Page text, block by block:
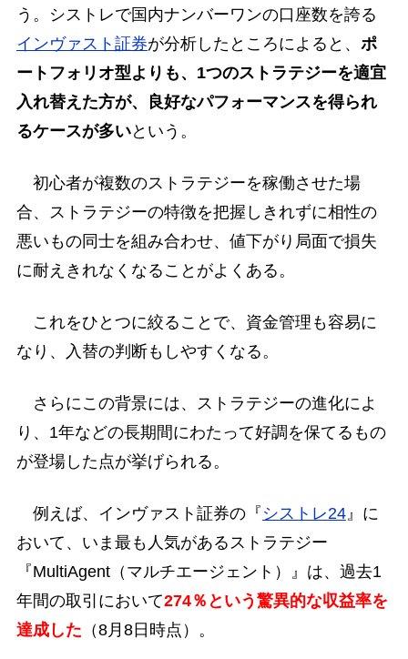
う。シストレで国内ナンバーワンの口座数を誇る
インヴァスト証券が分析したところによると、 ポ
ートフォリオ型よりも、1つのストラテジーを適宜
入れ替えた方が、良好なパフォーマンスを得られ
るケースが多いという。
初心者が複数のストラテジーを稼働させた場
合、ストラテジーの特徴を把握しきれずに相性の
悪いもの同士を組み合わせ、値下がり局面で損失
に耐えきれなくなることがよくある。
これをひとつに絞ることで、資金管理も容易に
なり、入替の判断もしやすくなる。
さらにこの背景には、ストラテジーの進化によ
り、1年などの長期間にわたって好調を保てるもの
が登場した点が挙げられる。
例えば、インヴァスト証券の『 シストレ24』に
おいて、いま最も人気があるストラテジー
『MultiAgent（マルチエージェント）』は、過去1
年間の取引において274％という驚異的な収益率を
達成した （8月8日時点）。